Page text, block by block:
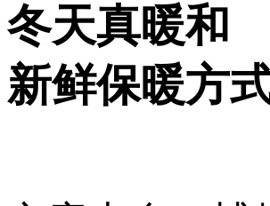
冬天真暖和
新鲜保暖方